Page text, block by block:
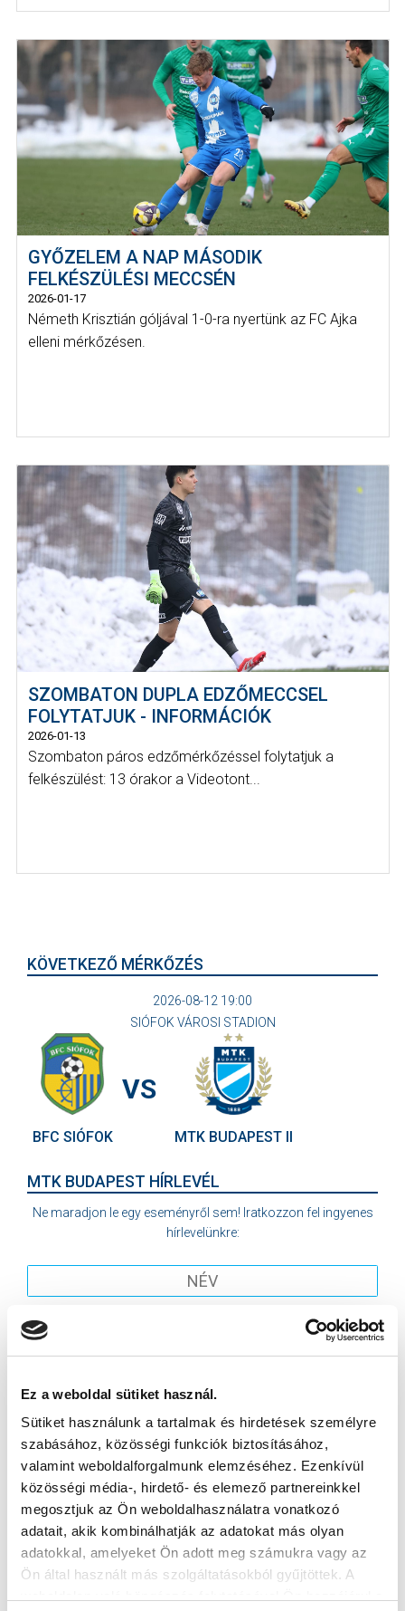
Ez a weboldal sütiket használ.
Sütiket használunk a tartalmak és hirdetések személyre
szabásához, közösségi funkciók biztosításához,
valamint weboldalforgalmunk elemzéséhez. Ezenkívül
közösségi média-, hirdető- és elemező partnereinkkel
megosztjuk az Ön weboldalhasználatra vonatkozó
adatait, akik kombinálhatják az adatokat más olyan
adatokkal, amelyeket Ön adott meg számukra vagy az
Ön által használt más szolgáltatásokból gyűjtöttek. A
GYŐZELEM A NAP MÁSODIK
FELKÉSZÜLÉSI MECCSÉN
2026-01-17
Németh Krisztián góljával 1-0-ra nyertünk az FC Ajka
elleni mérkőzésen.
SZOMBATON DUPLA EDZŐMECCSEL
FOLYTATJUK - INFORMÁCIÓK
2026-01-13
Szombaton páros edzőmérkőzéssel folytatjuk a
felkészülést: 13 órakor a Videotont...
KÖVETKEZŐ MÉRKŐZÉS
2026-08-12 19:00
SIÓFOK VÁROSI STADION
BFC SIÓFOK
VS
MTK BUDAPEST II
MTK BUDAPEST HÍRLEVÉL
Ne maradjon le egy eseményről sem! Iratkozzon fel ingyenes
hírlevelünkre:
SZPONZOROK